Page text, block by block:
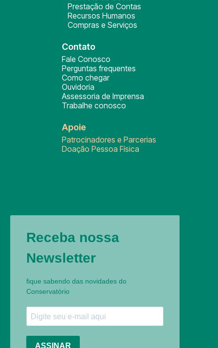
Prestação de Contas
Recursos Humanos
Compras e Serviços
Contato
Fale Conosco
Perguntas frequentes
Como chegar
Ouvidoria
Assessoria de Imprensa
Trabalhe conosco
Apoie
Patrocinadores e Parcerias
Doação Pessoa Física